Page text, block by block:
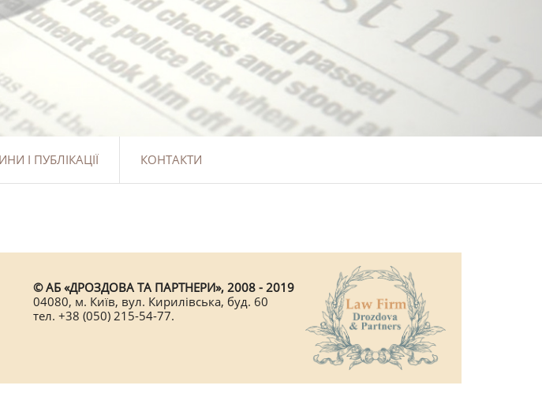
І ПУБЛІКАЦІЇ КОНТАКТИ
© АБ «ДРОЗДОВА ТА ПАРТНЕРИ», 2008 - 2019
04080, м. Київ, вул. Кирилівська, буд. 60
тел. +38 (050) 215-54-77.